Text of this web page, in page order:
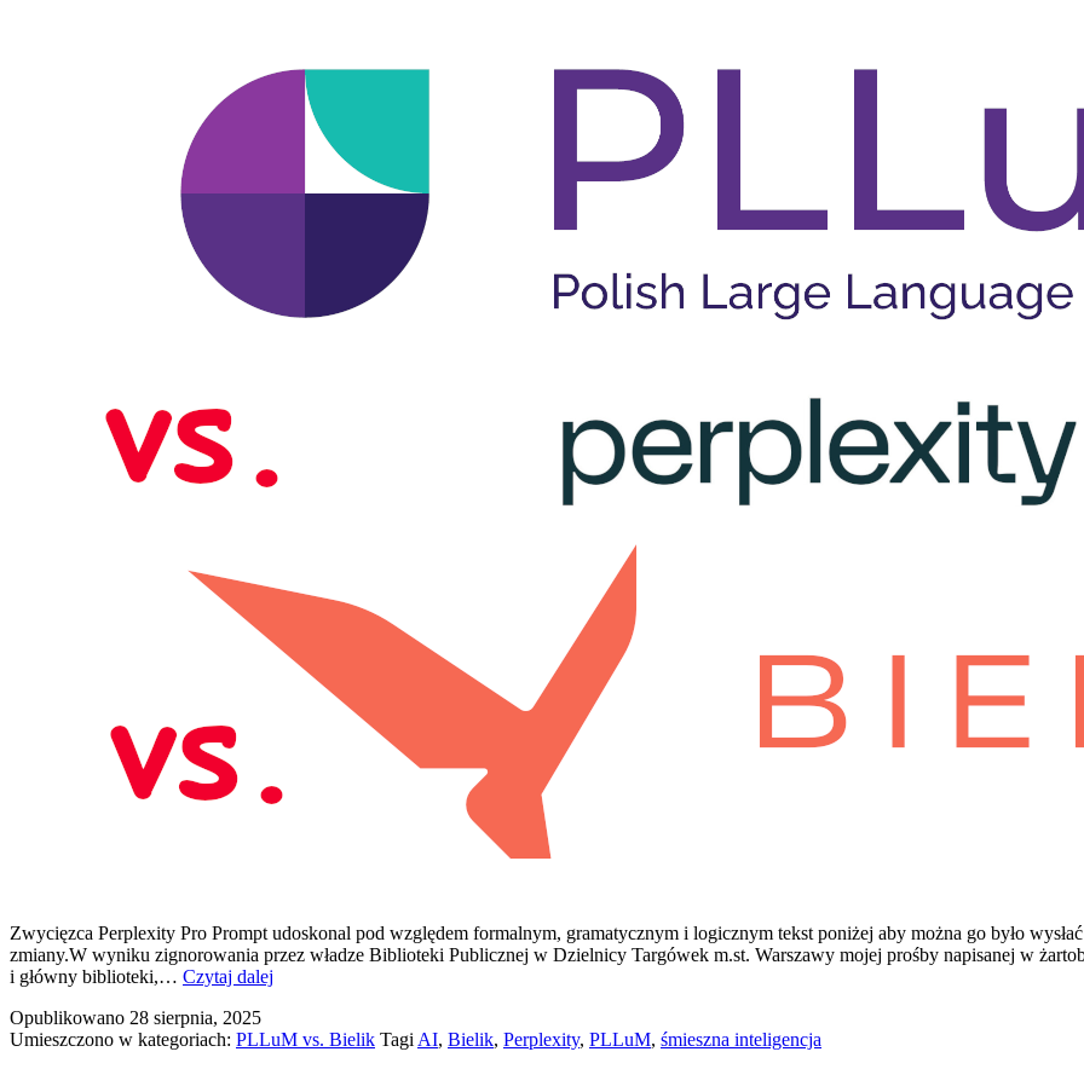
Zwycięzca Perplexity Pro Prompt udoskonal pod względem formalnym, gramatycznym i logicznym tekst poniżej aby można go było
zmiany.W wyniku zignorowania przez władze Biblioteki Publicznej w Dzielnicy Targówek m.st. Warszawy mojej prośby napisanej w
i główny biblioteki,… Czytaj dalej
vs.
Opublikowano 28 sierpnia, 2025
Umieszczono w kategoriach: PLLuM vs. Bielik Tagi AI, Bielik, Perplexity, PLLuM, śmieszna inteligencja